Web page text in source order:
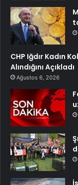
CHP Iğdır Kadın
Alındığını Açıkladı
Ağustos 6, 2026